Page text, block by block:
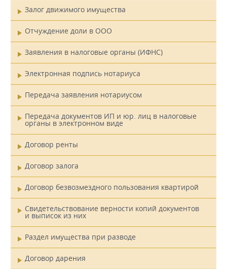
Залог движимого имущества
Отчуждение доли в ООО
Заявления в налоговые органы (ИФНС)
Электронная подпись нотариуса
Передача заявления нотариусом
Передача документов ИП и юр. лиц в налоговые
органы в электронном виде
Договор ренты
Договор залога
Договор безвозмездного пользования квартирой
Свидетельствование верности копий документов
и выписок из них
Раздел имущества при разводе
Договор дарения